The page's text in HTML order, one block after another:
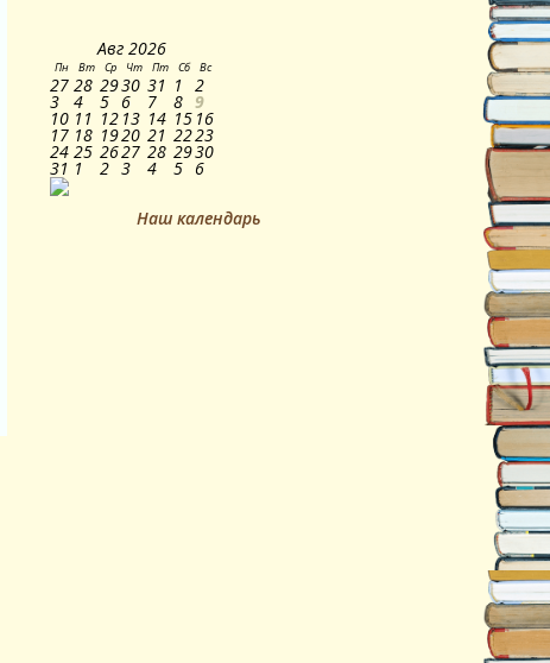
Авг 2026
Пн Вт Ср Чт Пт Сб Вс
27 28 2930 31 1 2
3 4 5 6 7 8 9
10 11 12 13 14 15 16
17 18 1920 21 2223
24 25 2627 28 2930
31 1 2 3 4 5 6
Наш календарь